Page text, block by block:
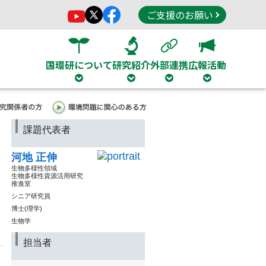
ご支援のお願い
国環研について研究紹介外部連携広報活動
課題代表者
河地 正伸
生物多様性領域
生物多様性資源活用研究
推進室
シニア研究員
博士(理学)
生物学
担当者